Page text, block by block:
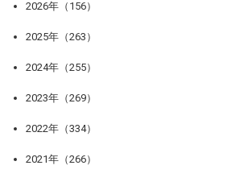
2026年（156）
2025年（263）
2024年（255）
2023年（269）
2022年（334）
2021年（266）